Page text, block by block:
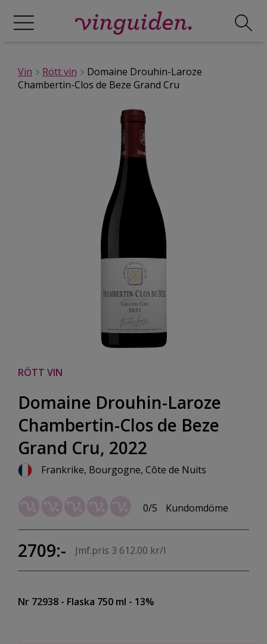
Vin Rött vin
Domaine Drouhin-Laroze
Chambertin-Clos de Beze Grand Cru
RÖTT VIN
Domaine Drouhin-Laroze
Chambertin-Clos de Beze
Grand Cru, 2022
Frankrike, Bourgogne, Côte de Nuits
0/5 Kundomdöme
2709:- Jmf.pris 3 612.00 kr/l
Nr 72938 - Flaska 750 ml - 13%